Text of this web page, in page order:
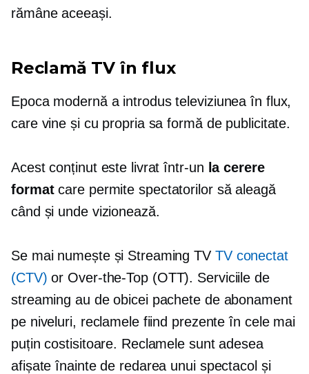
rămâne aceeași.
Reclamă TV în flux
Epoca modernă a introdus televiziunea în flux,
care vine și cu propria sa formă de publicitate.
Acest conținut este livrat într-un la cerere
formatcare permite spectatorilor să aleagă
când și unde vizionează.
Se mai numește și Streaming TV TV conectat
(CTV) or Over-the-Top(OTT). Serviciile de
streaming au de obicei pachete de abonament
pe niveluri, reclamele fiind prezente în cele mai
puțin costisitoare. Reclamele sunt adesea
afișate înainte de redarea unui spectacol și